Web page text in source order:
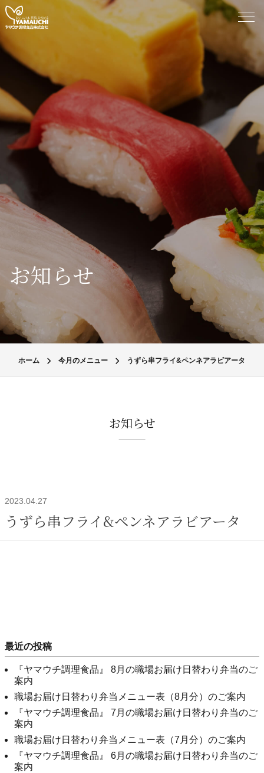
お知らせ
ホーム 今月のメニュー うずら串フライ&ペンネアラビアータ
お知らせ
2023.04.27
うずら串フライ&ペンネアラビアータ
最近の投稿
『ヤマウチ調理食品』 8月の職場お届け日替わり弁当のご
案内
職場お届け日替わり弁当メニュー表（8月分）のご案内
『ヤマウチ調理食品』 7月の職場お届け日替わり弁当のご
案内
職場お届け日替わり弁当メニュー表（7月分）のご案内
『ヤマウチ調理食品』 6月の職場お届け日替わり弁当のご
案内